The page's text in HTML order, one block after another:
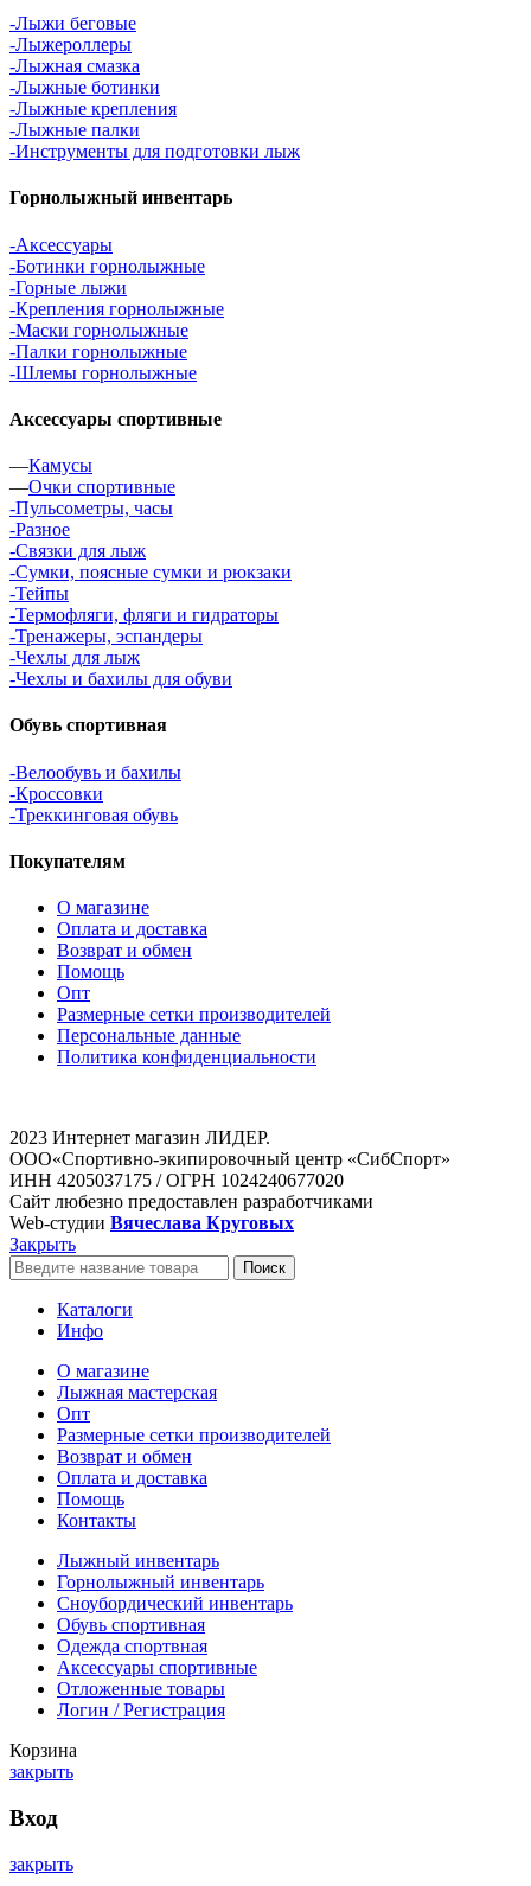
-Лыжи беговые
-Лыжероллеры
-Лыжная смазка
-Лыжные ботинки
-Лыжные крепления
-Лыжные палки
-Инструменты для подготовки лыж
Горнолыжный инвентарь
-Аксессуары
-Ботинки горнолыжные
-Горные лыжи
-Крепления горнолыжные
-Маски горнолыжные
-Палки горнолыжные
-Шлемы горнолыжные
Аксессуары спортивные
—Камусы
—Очки спортивные
-Пульсометры, часы
-Разное
-Связки для лыж
-Сумки, поясные сумки и рюкзаки
-Тейпы
-Термофляги, фляги и гидраторы
-Тренажеры, эспандеры
-Чехлы для лыж
-Чехлы и бахилы для обуви
Обувь спортивная
-Велообувь и бахилы
-Кроссовки
-Треккинговая обувь
Покупателям
О магазине
Оплата и доставка
Возврат и обмен
Помощь
Опт
Размерные сетки производителей
Персональные данные
Политика конфиденциальности
2023 Интернет магазин ЛИДЕР.
ООО«Спортивно-экипировочный центр «СибСпорт»
ИНН 4205037175 / ОГРН 1024240677020
Сайт любезно предоставлен разработчиками
Web-студии Вячеслава Круговых
Закрыть
Поиск
Каталоги
Инфо
О магазине
Лыжная мастерская
Опт
Размерные сетки производителей
Возврат и обмен
Оплата и доставка
Помощь
Контакты
Лыжный инвентарь
Горнолыжный инвентарь
Сноубордический инвентарь
Обувь спортивная
Одежда спортвная
Аксессуары спортивные
Отложенные товары
Логин / Регистрация
Корзина
закрыть
Вход
закрыть